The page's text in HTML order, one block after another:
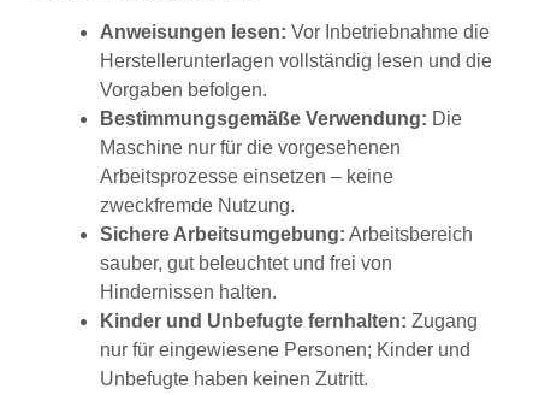
Anweisungen lesen: Vor Inbetriebnahme die
Herstellerunterlagen vollständig lesen und die
Vorgaben befolgen.
Bestimmungsgemäße Verwendung: Die
Maschine nur für die vorgesehenen
Arbeitsprozesse einsetzen – keine
zweckfremde Nutzung.
Sichere Arbeitsumgebung: Arbeitsbereich
sauber, gut beleuchtet und frei von
Hindernissen halten.
Kinder und Unbefugte fernhalten: Zugang
nur für eingewiesene Personen; Kinder und
Unbefugte haben keinen Zutritt.